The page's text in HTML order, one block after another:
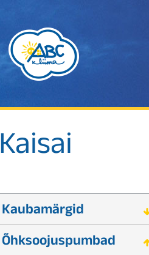
Kaisai
Kaubamärgid
Õhksoojuspumbad